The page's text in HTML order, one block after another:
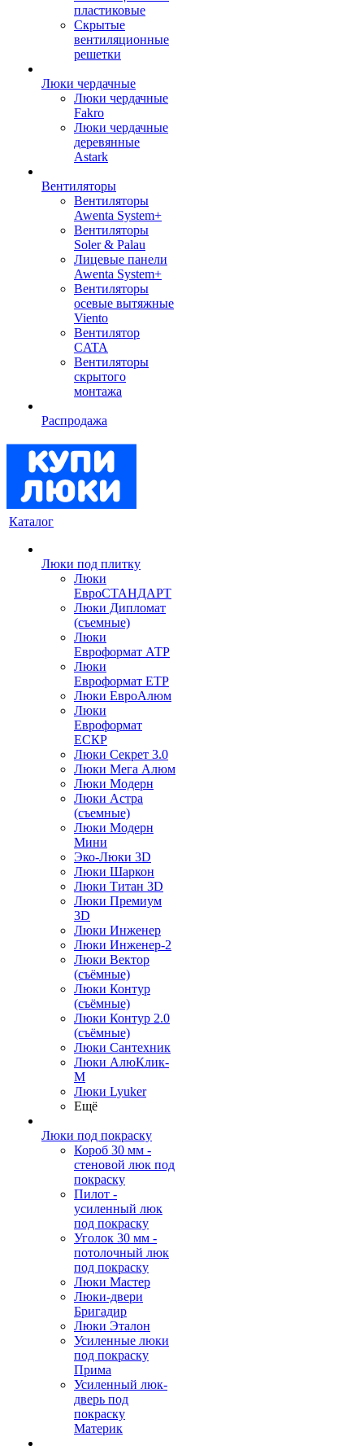
пластиковые
Скрытые
вентиляционные
решетки
Люки чердачные
Люки чердачные
Fakro
Люки чердачные
деревянные
Astark
Вентиляторы
Вентиляторы
Awenta System+
Вентиляторы
Soler & Palau
Лицевые панели
Awenta System+
Вентиляторы
осевые вытяжные
Viento
Вентилятор
CATA
Вентиляторы
скрытого
монтажа
Распродажа
Каталог
Люки под плитку
Люки
ЕвроСТАНДАРТ
Люки Дипломат
(съемные)
Люки
Евроформат АТР
Люки
Евроформат ЕТР
Люки ЕвроАлюм
Люки
Евроформат
ЕСКР
Люки Секрет 3.0
Люки Мега Алюм
Люки Модерн
Люки Астра
(съемные)
Люки Модерн
Мини
Эко-Люки 3D
Люки Шаркон
Люки Титан 3D
Люки Премиум
3D
Люки Инженер
Люки Инженер-2
Люки Вектор
(съёмные)
Люки Контур
(съёмные)
Люки Контур 2.0
(съёмные)
Люки Сантехник
Люки АлюКлик-
М
Люки Lyuker
Ещё
Люки под покраску
Короб 30 мм -
стеновой люк под
покраску
Пилот -
усиленный люк
под покраску
Уголок 30 мм -
потолочный люк
под покраску
Люки Мастер
Люки-двери
Бригадир
Люки Эталон
Усиленные люки
под покраску
Прима
Усиленный люк-
дверь под
покраску
Материк